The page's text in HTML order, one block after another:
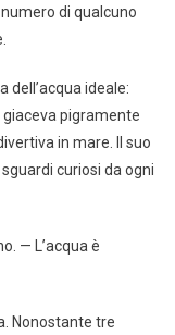
di qualcuno
dell’acqua ideale:
giaceva pigramente
in mare. Il suo
curiosi da ogni
— L’acqua è
Nonostante tre